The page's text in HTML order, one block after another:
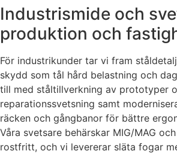
Industrismide och
produktion och
För industrikunder tar vi fram
skydd som tål hård belastning och
till med ståltillverkning av prototyper
reparationssvetsning samt
räcken och gångbanor för bättre
Våra svetsare behärskar MIG/MAG
rostfritt, och vi levererar släta fogar